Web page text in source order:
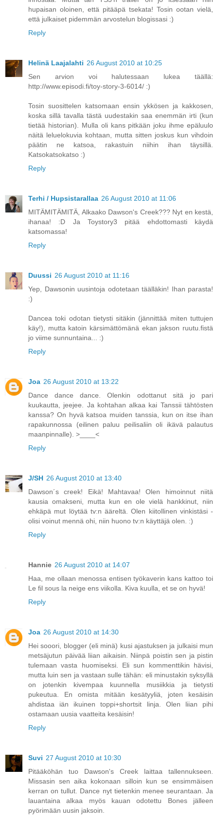
hupaisan oloinen, että pitääpä tsekata! Tosin ootan vielä,
että julkaiset pidemmän arvostelun blogissasi :)
Reply
Helinä Laajalahti 26 August 2010 at 10:25
Sen arvion voi halutessaan lukea täällä:
http://www.episodi.fi/toy-story-3-6014/ :)
Tosin suosittelen katsomaan ensin ykkösen ja kakkosen,
koska sillä tavalla tästä uudestakin saa enemmän irti (kun
tietää historian). Mulla oli kans pitkään joku ihme epäluulo
näitä leluelokuvia kohtaan, mutta sitten joskus kun vihdoin
päätin ne katsoa, rakastuin niihin ihan täysillä.
Katsokatsokatso :)
Reply
Terhi / Hupsistarallaa 26 August 2010 at 11:06
MITÄMITÄMITÄ, Alkaako Dawson's Creek??? Nyt en kestä,
ihanaa! :D Ja Toystory3 pitää ehdottomasti käydä
katsomassa!
Reply
Duussi 26 August 2010 at 11:16
Yep, Dawsonin uusintoja odotetaan täälläkin! Ihan parasta!
:)
Dancea toki odotan tietysti sitäkin (jännittää miten tuttujen
käy!), mutta katoin kärsimättömänä ekan jakson ruutu.fistä
jo viime sunnuntaina... :)
Reply
Joa 26 August 2010 at 13:22
Dance dance dance. Olenkin odottanut sitä jo pari
kuukautta, jeejee. Ja kohtahan alkaa kai Tanssii tähtösten
kanssa? On hyvä katsoa muiden tanssia, kun on itse ihan
rapakunnossa (eilinen paluu peilisaliin oli ikävä palautus
maanpinnalle). >____<
Reply
J/SH 26 August 2010 at 13:40
Dawson´s creek! Eikä! Mahtavaa! Olen himoinnut niitä
kausia omakseni, mutta kun en ole vielä hankkinut, niin
ehkäpä mut löytää tv:n ääreltä. Olen kiitollinen vinkistäsi -
olisi voinut mennä ohi, niin huono tv:n käyttäjä olen. :)
Reply
Hannie 26 August 2010 at 14:07
Haa, me ollaan menossa entisen työkaverin kans kattoo toi
Le fil sous la neige ens viikolla. Kiva kuulla, et se on hyvä!
Reply
Joa 26 August 2010 at 14:30
Hei sooori, blogger (eli minä) kusi ajastuksen ja julkaisi mun
metsäjutun päivää liian aikaisin. Niinpä poistin sen ja pistin
tulemaan vasta huomiseksi. Eli sun kommenttikin hävisi,
mutta luin sen ja vastaan sulle tähän: eli minustakin syksyllä
on jotenkin kivempaa kuunnella musiikkia ja tietysti
pukeutua. En omista mitään kesätyyliä, joten kesäisin
ahdistaa iän ikuinen toppi+shortsit linja. Olen liian pihi
ostamaan uusia vaatteita kesäisin!
Reply
Suvi 27 August 2010 at 10:30
Pitääköhän tuo Dawson's Creek laittaa tallennukseen.
Missasin sen aika kokonaan silloin kun se ensimmäisen
kerran on tullut. Dance nyt tietenkin menee seurantaan. Ja
lauantaina alkaa myös kauan odotettu Bones jälleen
pyörimään uusin jaksoin.